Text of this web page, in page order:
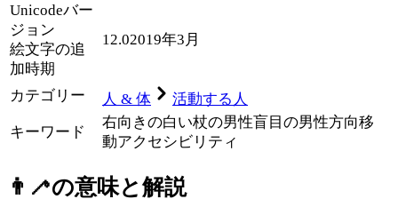
Unicodeバー
ジョン
絵文字の追
加時期
12.02019年3月
カテゴリー 人 & 体
活動する人
キーワード
右向きの白い杖の男性盲目の男性方向移
動アクセシビリティ
👨‍🦯の意味と解説